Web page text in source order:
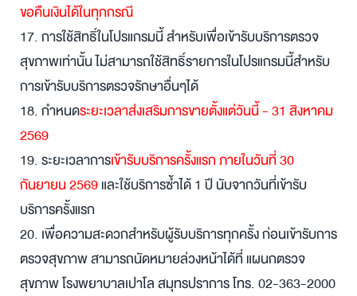
ขอคืนเงินได้ในทุกกรณี
17. การใช้สิทธิ์ในโปรแกรมนี้ สำหรับเพื่อเข้ารับบริการตรวจ
สุขภาพเท่านั้น ไม่สามารถใช้สิทธิ์รายการในโปรแกรมนี้สำหรับ
การเข้ารับบริการตรวจรักษาอื่นๆได้
18. กำหนดระยะเวลาส่งเสริมการขายตั้งแต่วันนี้ - 31 สิงหาคม
2569
19. ระยะเวลาการเข้ารับบริการครั้งแรก ภายในวันที่30
กันยายน 2569และใช้บริการซ้ำได้ 1 ปี นับจากวันที่เข้ารับ
บริการครั้งแรก
20. เพื่อความสะดวกสำหรับผู้รับบริการทุกครั้ง ก่อนเข้ารับการ
ตรวจสุขภาพ สามารถนัดหมายล่วงหน้าได้ที่ แผนกตรวจ
สุขภาพ โรงพยาบาลเปาโล สมุทรปราการ โทร. 02-363-2000